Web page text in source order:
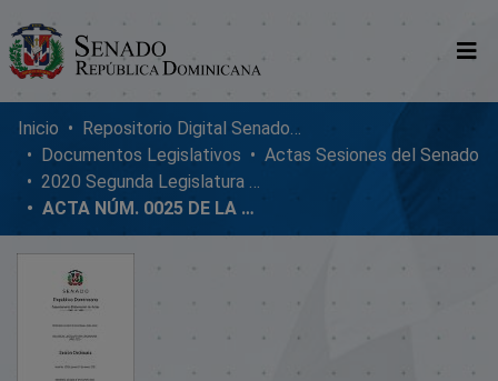
Comunidades
Glosario
Nosotros
Inicio
Repositorio Digital SenadoRD
Documentos Legislativos
Actas Sesiones del Senado
2020 Segunda Legislatura Ordinaria
ACTA NÚM. 0025 DE LA SESIÓN ORDINARIA DEL SENADO DE LA REPÚBLICA DOMINICANA, JUEVES 07 DE ENERO DE 2021